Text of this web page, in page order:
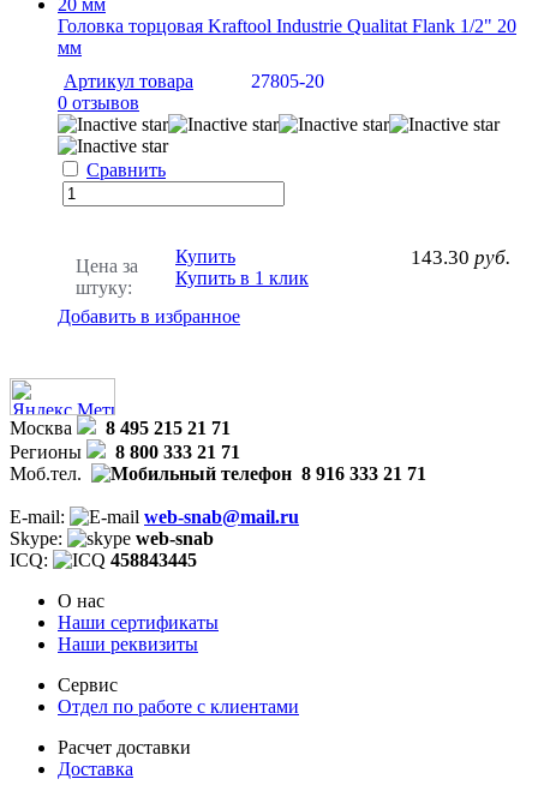
Головка торцовая Kraftool Industrie Qualitat Flank 1/2" 20
мм
Артикул товара
27805-20
0 отзывов
Сравнить
Цена за
штуку:
143.30 руб.
Купить
Купить в 1 клик
Добавить в избранное
Москва
8 495 215 21 71
Регионы
8 800 333 21 71
Моб.тел.
8 916 333 21 71
E-mail:
web-snab@mail.ru
Skype:
web-snab
ICQ:
458843445
О нас
Наши сертификаты
Наши реквизиты
Сервис
Отдел по работе с клиентами
Расчет доставки
Доставка